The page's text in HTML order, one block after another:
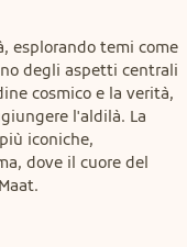
esplorando temi come
degli aspetti centrali
cosmico e la verità,
l'aldilà. La
iconiche,
dove il cuore del